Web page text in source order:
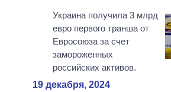
Украина получила 3 млрд
евро первого транша от
Евросоюза за счет
замороженных
российских активов.
19 декабря, 2024